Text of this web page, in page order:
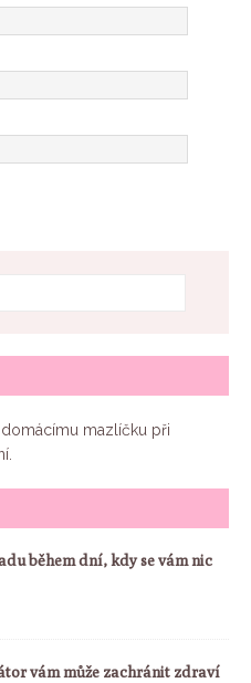
mazlíčku při
během dní, kdy se vám nic
vám může zachránit zdraví